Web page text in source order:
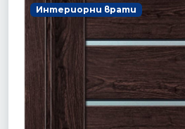
Интериорни врати